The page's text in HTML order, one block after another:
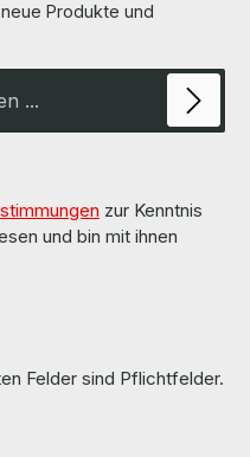
Produkte und
zur Kenntnis
und bin mit ihnen
Felder sind Pflichtfelder.